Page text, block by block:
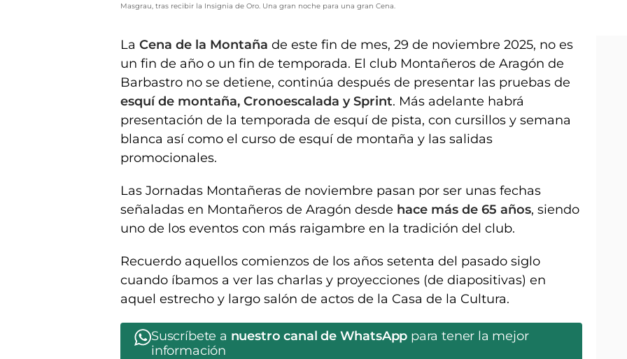
Masgrau, tras recibir la Insignia de Oro. Una gran noche para una gran Cena.
La Cena de la Montaña de este fin de mes, 29 de noviembre 2025, no es
un fin de año o un fin de temporada. El club Montañeros de Aragón de
Barbastro no se detiene, continúa después de presentar las pruebas de
esquí de montaña, Cronoescalada y Sprint. Más adelante habrá
presentación de la temporada de esquí de pista, con cursillos y semana
blanca así como el curso de esquí de montaña y las salidas
promocionales.
Las Jornadas Montañeras de noviembre pasan por ser unas fechas
señaladas en Montañeros de Aragón desde hace más de 65 años, siendo
uno de los eventos con más raigambre en la tradición del club.
Recuerdo aquellos comienzos de los años setenta del pasado siglo
cuando íbamos a ver las charlas y proyecciones (de diapositivas) en
aquel estrecho y largo salón de actos de la Casa de la Cultura.
Suscríbete a nuestro canal de WhatsApp para tener la mejor
información